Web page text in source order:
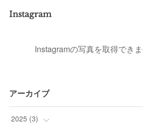
Instagram
Instagramの写真を取得できま
アーカイブ
2025 (3)